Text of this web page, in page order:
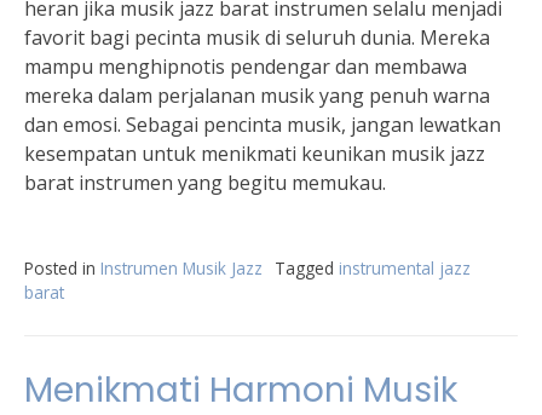
heran jika musik jazz barat instrumen selalu menjadi
favorit bagi pecinta musik di seluruh dunia. Mereka
mampu menghipnotis pendengar dan membawa
mereka dalam perjalanan musik yang penuh warna
dan emosi. Sebagai pencinta musik, jangan lewatkan
kesempatan untuk menikmati keunikan musik jazz
barat instrumen yang begitu memukau.
Posted in Instrumen Musik Jazz Tagged instrumental jazz
barat
Menikmati Harmoni Musik